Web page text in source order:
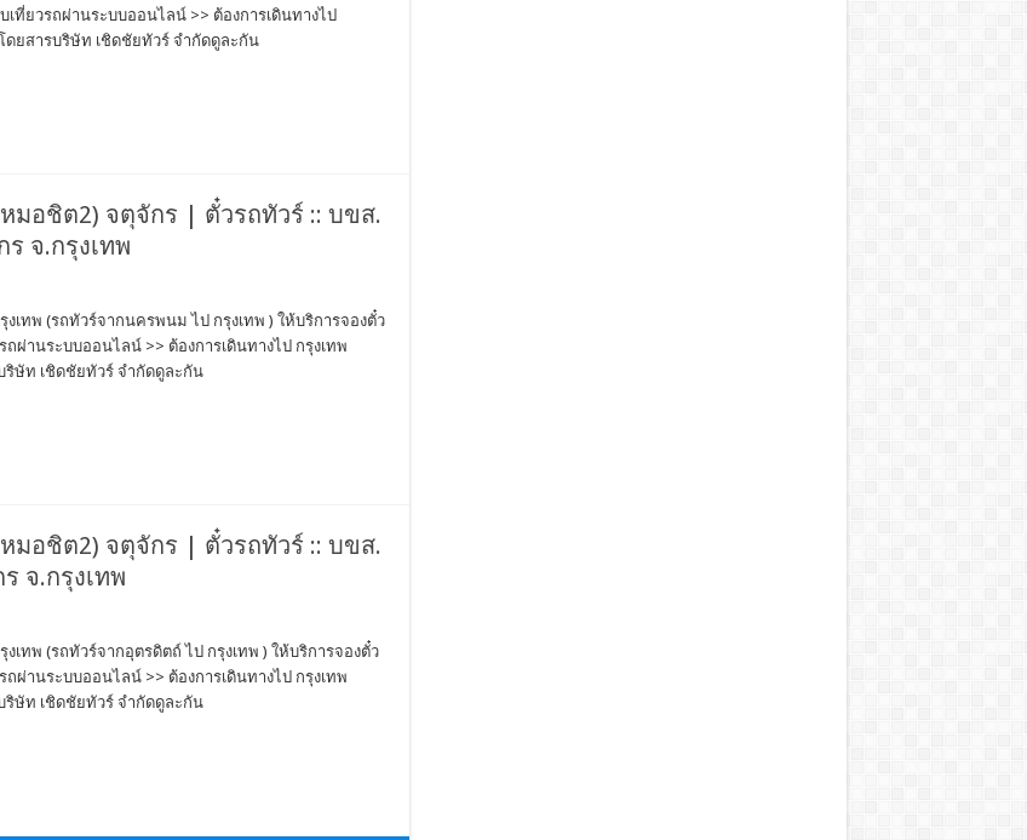
ที่ยวรถผ่านระบบออนไลน์ >> ต้องการเดินทางไป
ดยสารบริษัท เชิดชัยทัวร์ จำกัดดูละกัน
มอชิต2) จตุจักร | ตั๋วรถทัวร์ :: บขส.
จ.กรุงเทพ
เทพ (รถทัวร์จากนครพนม ไป กรุงเทพ ) ให้บริการจองตั๋ว
ผ่านระบบออนไลน์ >> ต้องการเดินทางไป กรุงเทพ
ริษัท เชิดชัยทัวร์ จำกัดดูละกัน
มอชิต2) จตุจักร | ตั๋วรถทัวร์ :: บขส.
จ.กรุงเทพ
ทพ (รถทัวร์จากอุตรดิตถ์ ไป กรุงเทพ ) ให้บริการจองตั๋ว
ผ่านระบบออนไลน์ >> ต้องการเดินทางไป กรุงเทพ
ริษัท เชิดชัยทัวร์ จำกัดดูละกัน